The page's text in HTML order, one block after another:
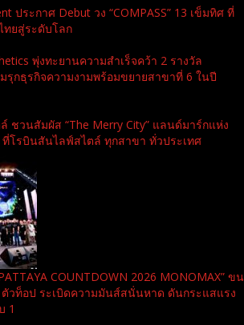
ประกาศ Debut วง “COMPASS” 13 เข็มทิศ ที่
ทยสู่ระดับโลก
พุ่งทะยานความสำเร็จคว้า 2 รางวัล
รุกธุรกิจความงามพร้อมขยายสาขาที่ 6 ในปี
ชวนสัมผัส “The Merry City” แลนด์มาร์กแห่ง
โรบินสันไลฟ์สไตล์ ทุกสาขา ทั่วประเทศ